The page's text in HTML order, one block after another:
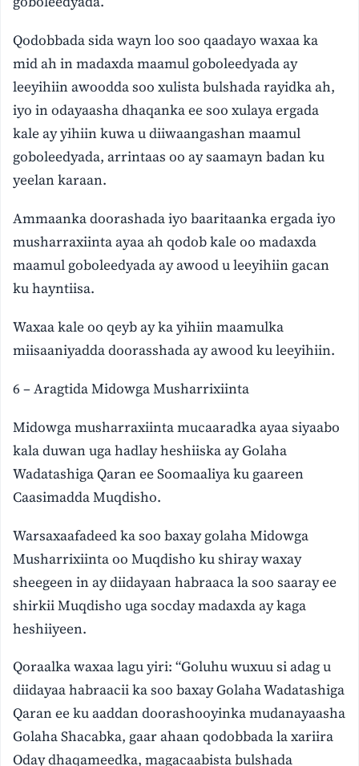
Qodobbada sida wayn loo soo qaadayo waxaa ka
mid ah in madaxda maamul goboleedyada ay
leeyihiin awoodda soo xulista bulshada rayidka ah,
iyo in odayaasha dhaqanka ee soo xulaya ergada
kale ay yihiin kuwa u diiwaangashan maamul
goboleedyada, arrintaas oo ay saamayn badan ku
yeelan karaan.
Ammaanka doorashada iyo baaritaanka ergada iyo
musharraxiinta ayaa ah qodob kale oo madaxda
maamul goboleedyada ay awood u leeyihiin gacan
ku hayntiisa.
Waxaa kale oo qeyb ay ka yihiin maamulka
miisaaniyadda doorasshada ay awood ku leeyihiin.
6 – Aragtida Midowga Musharrixiinta
Midowga musharraxiinta mucaaradka ayaa siyaabo
kala duwan uga hadlay heshiiska ay Golaha
Wadatashiga Qaran ee Soomaaliya ku gaareen
Caasimadda Muqdisho.
Warsaxaafadeed ka soo baxay golaha Midowga
Musharrixiinta oo Muqdisho ku shiray waxay
sheegeen in ay diidayaan habraaca la soo saaray ee
shirkii Muqdisho uga socday madaxda ay kaga
heshiiyeen.
Qoraalka waxaa lagu yiri: “Goluhu wuxuu si adag u
diidayaa habraacii ka soo baxay Golaha Wadatashiga
Qaran ee ku aaddan doorashooyinka mudanayaasha
Golaha Shacabka, gaar ahaan qodobbada la xariira
Oday dhaqameedka, magacaabista bulshada